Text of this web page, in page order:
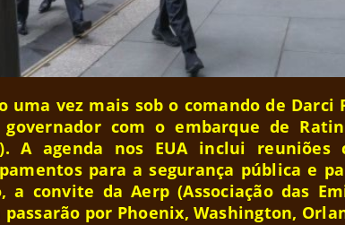
uma vez mais sob o comando de
com o embarque de
A agenda nos EUA inclui reuniões
para a segurança pública e
a convite da Aerp (Associação das
por Phoenix, Washington,